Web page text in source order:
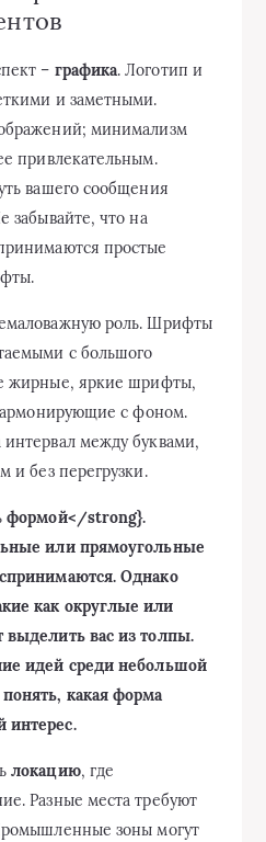
– графика. Логотип и
и заметными.
минимализм
привлекательным.
вашего сообщения
забывайте, что на
простые
роль. Шрифты
с большого
жирные, яркие шрифты,
с фоном.
между буквами,
и без перегрузки.
формой</strong}.
или прямоугольные
Однако
как округлые или
выделить вас из толпы.
идей среди небольшой
какая форма
интерес.
локацию, где
Разные места требуют
зоны могут